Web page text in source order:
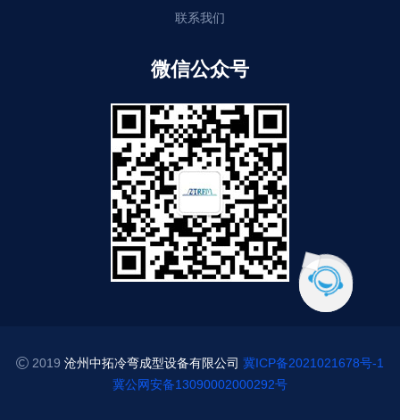
联系我们
微信公众号
2019 沧州中拓冷弯成型设备有限公司 冀ICP备2021021678号-1
冀公网安备13090002000292号